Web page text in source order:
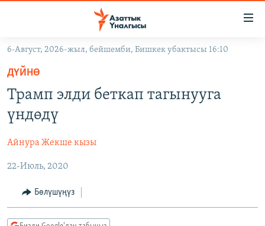
Навигацияга
өтүңүз
Издөөгө
салыңыз
ЖАҢЫЛЫКТАР
ЭКОНОМИКА
МАДАНИЯТ
ДҮЙНӨ
БОРБОР АЗИЯ
УКРАИНА
АТАЙЫН ИЛИКТӨӨ
ТВ ПРОГРАММАЛАР
БҮГҮН АЗАТТЫКТА
ПОДКАСТ
ӨЗГӨЧӨ ПИКИР
6-Август, 2026-жыл, бейшемби, Бишкек убактысы 16:10
ДҮЙНӨ
Трамп элди беткап тагынууга
үндөдү
Айнура Жекше кызы
22-Июль, 2020
Бөлүшүңүз